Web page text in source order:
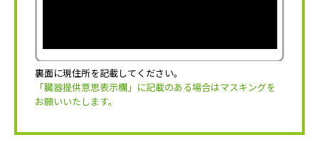
裏面に現住所を記載してください。
「臓器提供意思表示欄」に記載のある場合はマスキングを
お願いいたします。